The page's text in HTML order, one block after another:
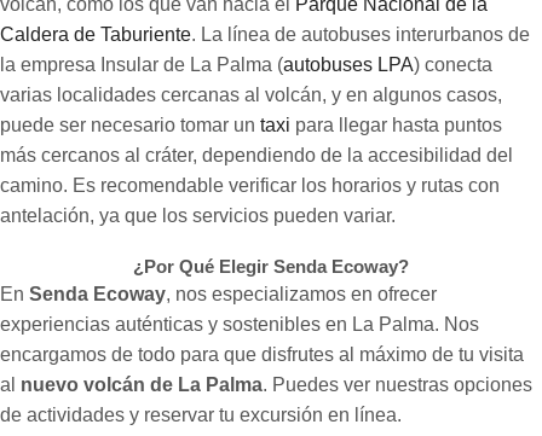
volcán, como los que van hacia el Parque Nacional de la
Caldera de Taburiente. La línea de autobuses interurbanos de
la empresa Insular de La Palma (autobuses LPA) conecta
varias localidades cercanas al volcán, y en algunos casos,
puede ser necesario tomar un taxi para llegar hasta puntos
más cercanos al cráter, dependiendo de la accesibilidad del
camino. Es recomendable verificar los horarios y rutas con
antelación, ya que los servicios pueden variar.
¿Por Qué Elegir Senda Ecoway?
En Senda Ecoway, nos especializamos en ofrecer
experiencias auténticas y sostenibles en La Palma. Nos
encargamos de todo para que disfrutes al máximo de tu visita
al nuevo volcán de La Palma. Puedes ver nuestras opciones
de actividades y reservar tu excursión en línea.